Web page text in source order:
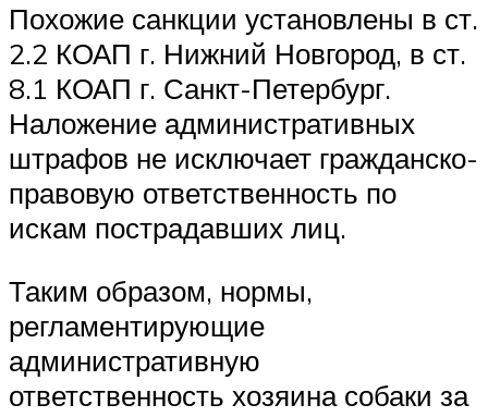
Похожие санкции установлены в ст.
2.2 КОАП г. Нижний Новгород, в ст.
8.1 КОАП г. Санкт-Петербург.
Наложение административных
штрафов не исключает гражданско-
правовую ответственность по
искам пострадавших лиц.
Таким образом, нормы,
регламентирующие
административную
ответственность хозяина собаки за